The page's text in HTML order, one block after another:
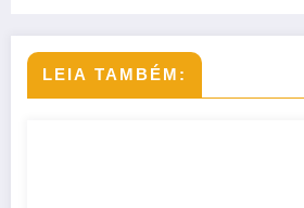
LEIA TAMBÉM: